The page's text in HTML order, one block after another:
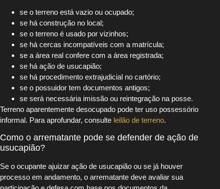
se o terreno está vazio ou ocupado;
se há construção no local;
se o terreno é usado por vizinhos;
se há cercas incompatíveis com a matrícula;
se a área real confere com a área registrada;
se há ação de usucapião;
se há procedimento extrajudicial no cartório;
se o possuidor tem documentos antigos;
se será necessária imissão ou reintegração na posse.
Terreno aparentemente desocupado pode ter uso possessório
informal. Para aprofundar, consulte leilão de terreno.
Como o arrematante pode se defender de ação de
usucapião?
Se o ocupante ajuizar ação de usucapião ou se já houver
processo em andamento, o arrematante deve avaliar sua